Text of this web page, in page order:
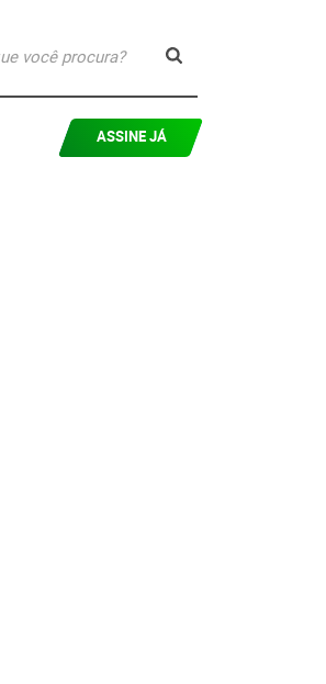
ASSINE JÁ